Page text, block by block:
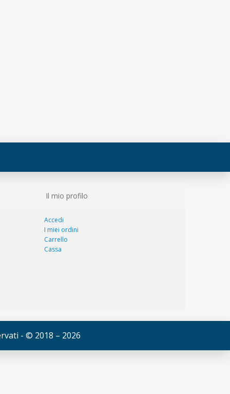
Il mio profilo
Accedi
I miei ordini
Carrello
Cassa
- © 2018 – 2026